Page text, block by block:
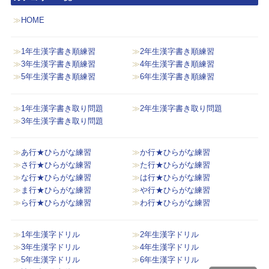
HOME
1年生漢字書き順練習
2年生漢字書き順練習
3年生漢字書き順練習
4年生漢字書き順練習
5年生漢字書き順練習
6年生漢字書き順練習
1年生漢字書き取り問題
2年生漢字書き取り問題
3年生漢字書き取り問題
あ行★ひらがな練習
か行★ひらがな練習
さ行★ひらがな練習
た行★ひらがな練習
な行★ひらがな練習
は行★ひらがな練習
ま行★ひらがな練習
や行★ひらがな練習
ら行★ひらがな練習
わ行★ひらがな練習
1年生漢字ドリル
2年生漢字ドリル
3年生漢字ドリル
4年生漢字ドリル
5年生漢字ドリル
6年生漢字ドリル